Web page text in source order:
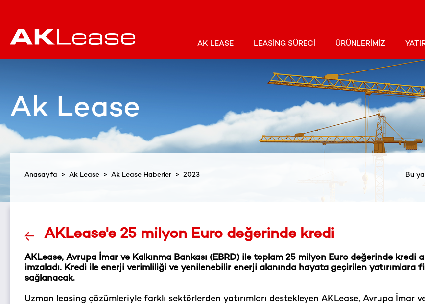
AK LEASE LEASING SÜRECI ÜRÜNLERIMIZ
Ak Lease
Anasayfa > Ak Lease > Ak Lease Haberler > 2023 Bu
AKLease'e 25 milyon Euro değerinde kredi
AKLease, Avrupa İmar ve Kalkınma Bankası (EBRD) ile toplam 25 milyon Euro değerinde kredi
imzaladı. Kredi ile enerji verimliliği ve yenilenebilir enerji alanında hayata geçirilen yatırımlara
sağlanacak.
Uzman leasing çözümleriyle farklı sektörlerden yatırımları destekleyen AKLease, Avrupa İmar